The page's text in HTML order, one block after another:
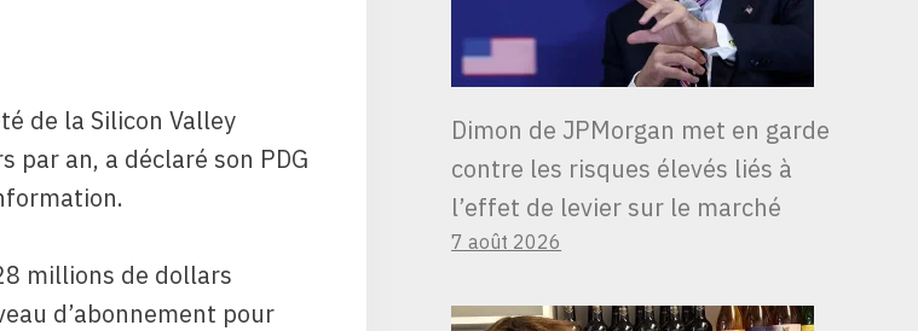
de la Silicon Valley
par an, a déclaré son PDG
millions de dollars
d’abonnement pour
Dimon de JPMorgan met en garde
contre les risques élevés liés à
l’effet de levier sur le marché
7 août 2026